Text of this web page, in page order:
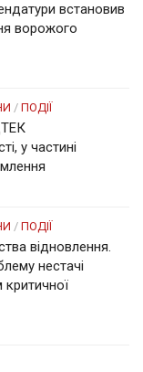
встановив
ворожого
/ ПОДІЇ
у частині
/ ПОДІЇ
відновлення.
нестачі
критичної